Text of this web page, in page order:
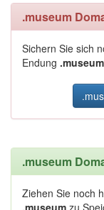
.museum
Sichern Sie sich
Endung .museum
.museum
Ziehen Sie noch
.museum zu